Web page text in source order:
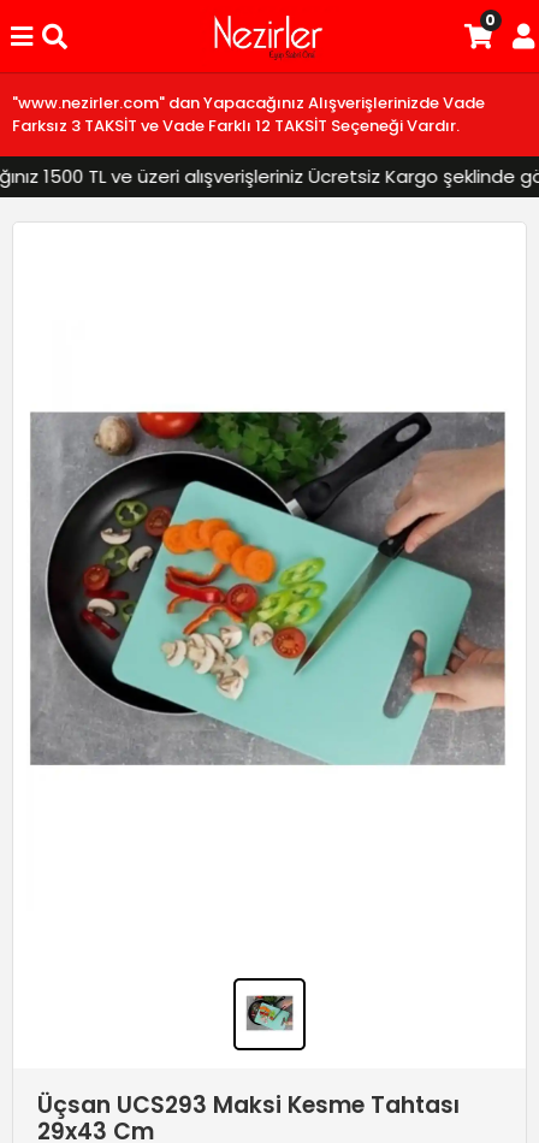
"www.nezirler.com" dan Yapacağınız Alışverişlerinizde Vade
Farksız 3 TAKSİT ve Vade Farklı 12 TAKSİT Seçeneği Vardır.
1500 TL ve üzeri alışverişleriniz Ücretsiz Kargo şeklinde
0
Üçsan UCS293 Maksi Kesme Tahtası
29x43 Cm